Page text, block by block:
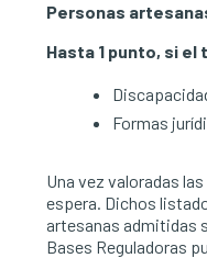
Personas
Hasta 1 punto, si
Formas
Una vez valoradas
espera. Dichos
artesanas admitidas
Bases Reguladoras